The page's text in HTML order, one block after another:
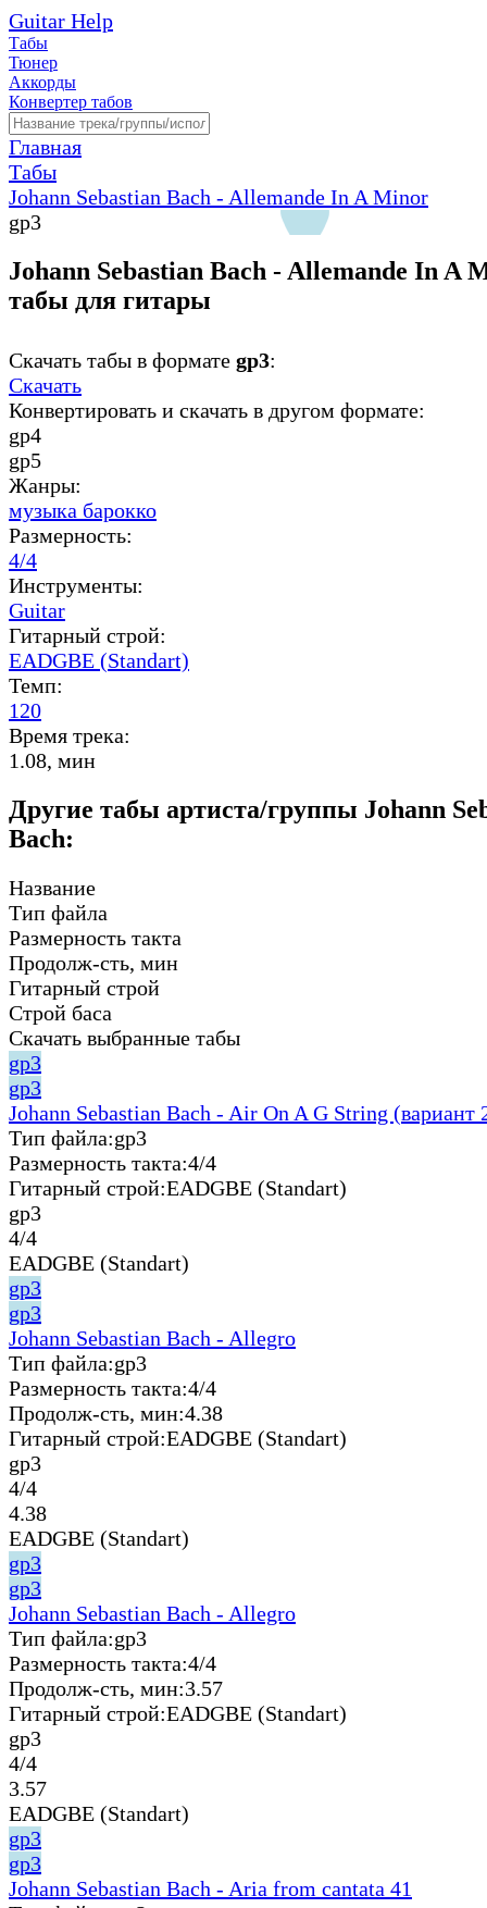
Guitar Help
Табы
Тюнер
Аккорды
Конвертер табов
Главная
Табы
Johann Sebastian Bach - Allemande In A Minor
gp3
Johann Sebastian Bach - Allemande In A
табы для гитары
Скачать табы в формате gp3:
Скачать
Конвертировать и скачать в другом формате:
gp4
gp5
Жанры:
музыка барокко
Размерность:
4/4
Инструменты:
Guitar
Гитарный строй:
EADGBE (Standart)
Темп:
120
Время трека:
1.08, мин
Другие табы артиста/группы Johann
Bach:
Название
Тип файла
Размерность такта
Продолж-сть, мин
Гитарный строй
Строй баса
Скачать выбранные табы
gp3
gp3
Johann Sebastian Bach - Air On A G String (вариант
Тип файла:gp3
Размерность такта:4/4
Гитарный строй:EADGBE (Standart)
gp3
4/4
EADGBE (Standart)
gp3
gp3
Johann Sebastian Bach - Allegro
Тип файла:gp3
Размерность такта:4/4
Продолж-сть, мин:4.38
Гитарный строй:EADGBE (Standart)
gp3
4/4
4.38
EADGBE (Standart)
gp3
gp3
Johann Sebastian Bach - Allegro
Тип файла:gp3
Размерность такта:4/4
Продолж-сть, мин:3.57
Гитарный строй:EADGBE (Standart)
gp3
4/4
3.57
EADGBE (Standart)
gp3
gp3
Johann Sebastian Bach - Aria from cantata 41